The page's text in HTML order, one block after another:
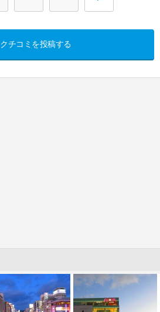
クチコミを投稿する